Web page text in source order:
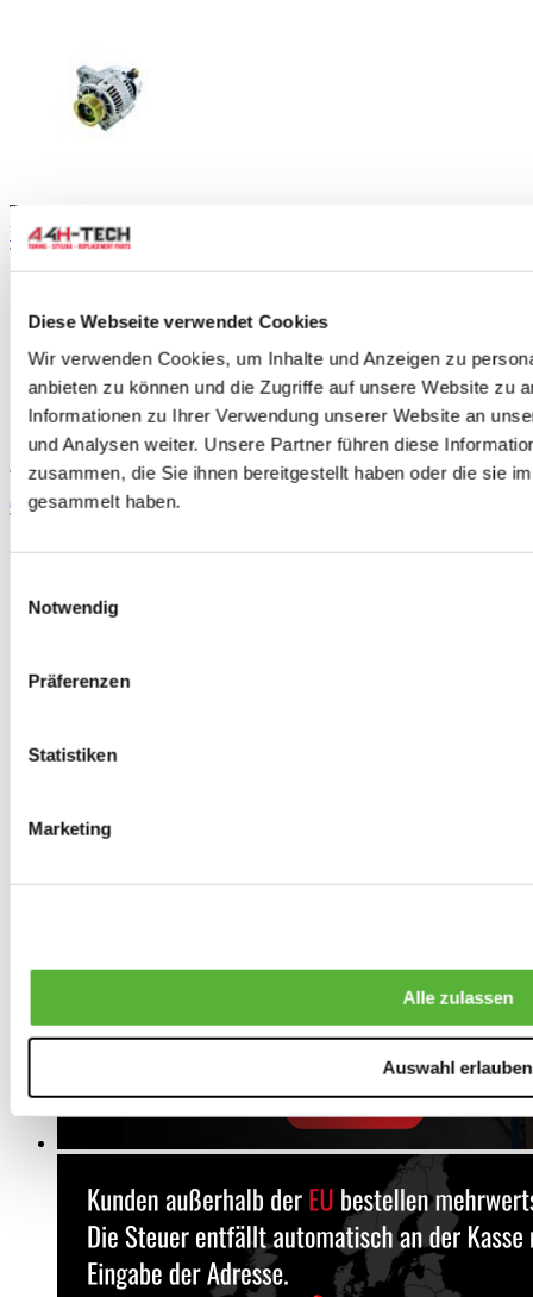
Diese Webseite verwendet Cookies
Wir verwenden Cookies, um Inhalte und Anzeigen zu
anbieten zu können und die Zugriffe auf unsere Website zu
Informationen zu Ihrer Verwendung unserer Website an
und Analysen weiter. Unsere Partner führen diese
zusammen, die Sie ihnen bereitgestellt haben oder die sie
gesammelt haben.
Notwendig
Präferenzen
Statistiken
Marketing
Alle zulassen
Auswahl erlauben
TIPP
WAI Global Generator (Honda Prelude 92-96)
Teilenummer: 13538N
TIPP
Ashuki Starter/Anlasser (MT) (Honda Prelude 92-01)
Teilenummer: AHS-181